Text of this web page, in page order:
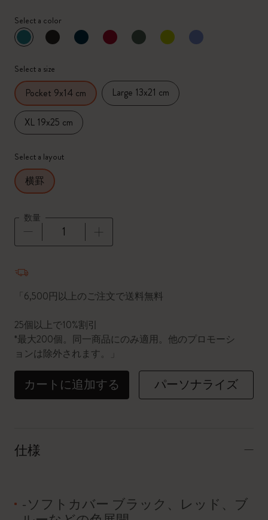
Select a color
選択済
*選択したカラー
Select a size
Pocket 9x14 cm Large 13x21 cm
XL 19x25 cm
Select a layout
横罫
数量
「6,500円以上のご注文で送料無料
25個以上で10%割引
*最大200個。同一商品にのみ適用。他のプロモーシ
ョンは除外されます。」
カートに追加する パーソナライズ
仕様
-ソフトカバー ブラック、レッド、ブ